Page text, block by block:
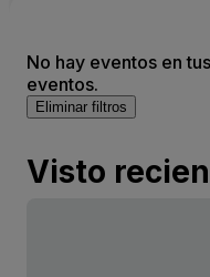
No hay eventos en
eventos.
Eliminar filtros
Visto